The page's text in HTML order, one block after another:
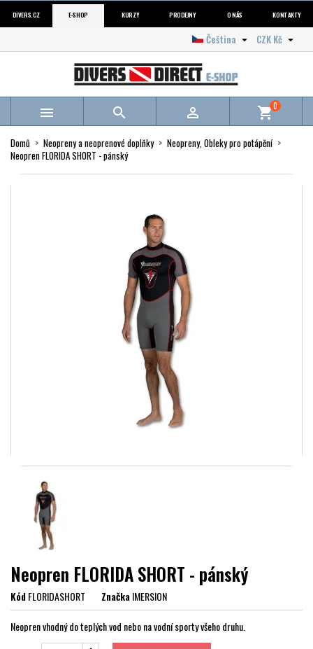
DIVERS.CZ E-SHOP KURZY PRODEJNY O NÁS KONTAKTY
CZK Kč 
Čeština 
   shopping_cart0
Domů Neopreny a neoprenové doplňky
Neopreny, Obleky pro potápění
Neopren FLORIDA SHORT - pánský
Neopren FLORIDA SHORT - pánský
KódFLORIDASHORT ZnačkaIMERSION
Neopren vhodný do teplých vod nebo na vodní sporty všeho druhu.